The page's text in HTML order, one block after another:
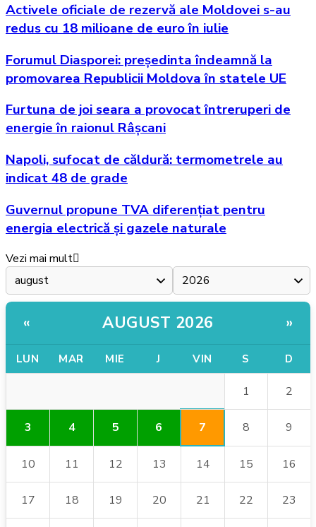
Activele oficiale de rezervă ale Moldovei s-au
redus cu 18 milioane de euro în iulie
Forumul Diasporei: președinta îndeamnă la
promovarea Republicii Moldova în statele UE
Furtuna de joi seara a provocat întreruperi de
energie în raionul Râșcani
Napoli, sufocat de căldură: termometrele au
indicat 48 de grade
Guvernul propune TVA diferențiat pentru
energia electrică și gazele naturale
Vezi mai mult
« AUGUST 2026 »
LUN MAR MIE J VIN S D
1 2
3 4 5 6 7 8 9
10 11 12 13 14 15 16
17 18 19 20 21 22 23